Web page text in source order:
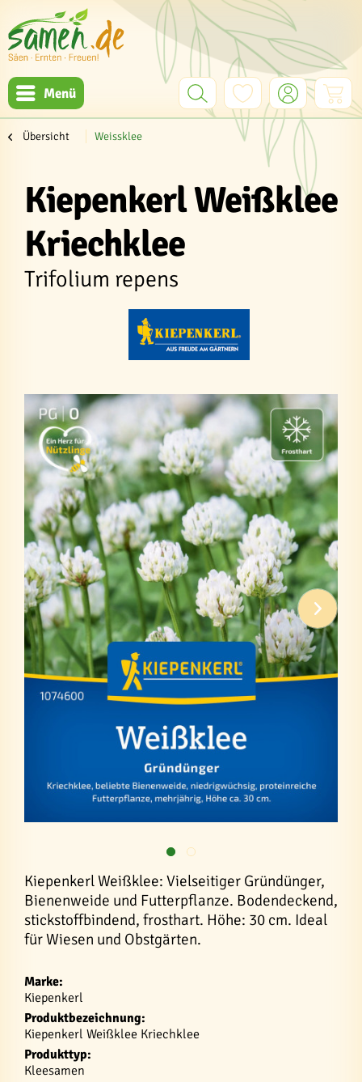
Menü
Übersicht Weissklee
Kiepenkerl Weißklee
Kriechklee
Trifolium repens
Kiepenkerl Weißklee: Vielseitiger Gründünger,
Bienenweide und Futterpflanze. Bodendeckend,
stickstoffbindend, frosthart. Höhe: 30 cm. Ideal
für Wiesen und Obstgärten.
Marke:
Kiepenkerl
Produktbezeichnung:
Kiepenkerl Weißklee Kriechklee
Produkttyp:
Kleesamen